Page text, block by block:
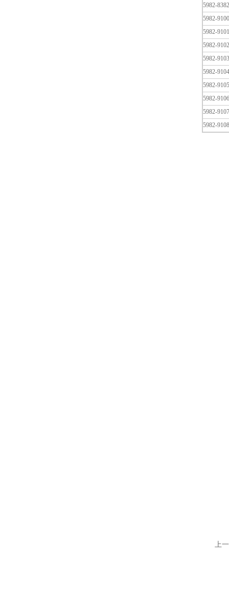
5982-8382
5982-9100
5982-9101
5982-9102
5982-9103
5982-9104
5982-9105
5982-9106
5982-9107
5982-9108
上